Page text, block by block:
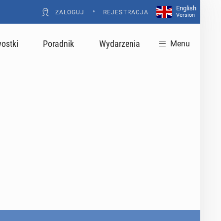
ZALOGUJ • REJESTRACJA
English
Version
Poradnik Wydarzenia Menu